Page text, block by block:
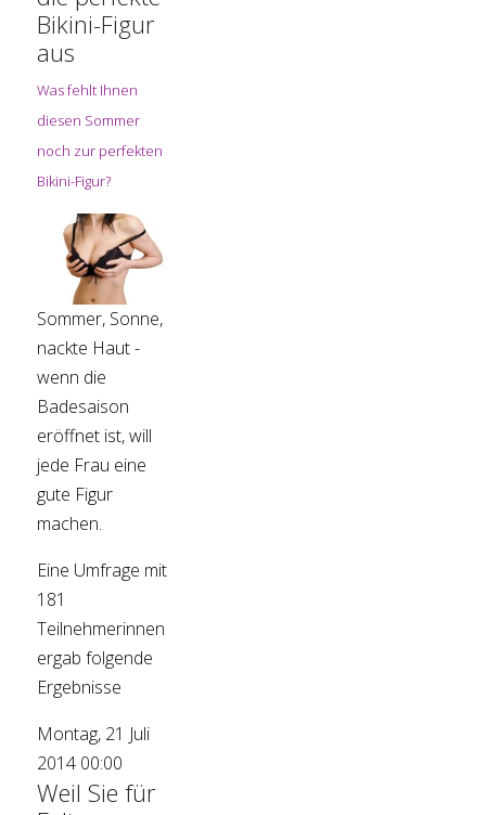
Bikini-Figur
aus
Was fehlt Ihnen
diesen Sommer
noch zur perfekten
Bikini-Figur?
Sommer, Sonne,
nackte Haut -
wenn die
Badesaison
eröffnet ist, will
jede Frau eine
gute Figur
machen.
Eine Umfrage mit
181
Teilnehmerinnen
ergab folgende
Ergebnisse
Montag, 21 Juli
2014 00:00
Weil Sie für